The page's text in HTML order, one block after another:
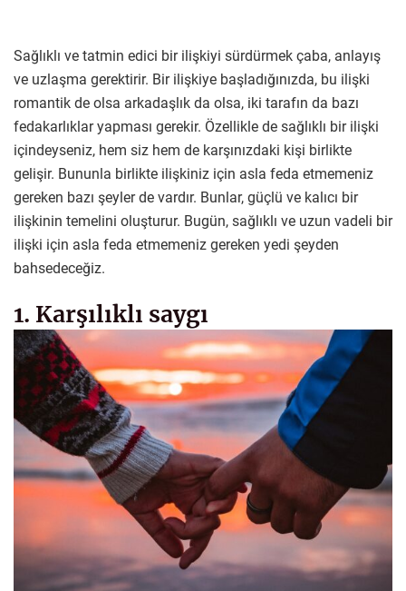
Sağlıklı ve tatmin edici bir ilişkiyi sürdürmek çaba, anlayış
ve uzlaşma gerektirir. Bir ilişkiye başladığınızda, bu ilişki
romantik de olsa arkadaşlık da olsa, iki tarafın da bazı
fedakarlıklar yapması gerekir. Özellikle de sağlıklı bir ilişki
içindeyseniz, hem siz hem de karşınızdaki kişi birlikte
gelişir. Bununla birlikte ilişkiniz için asla feda etmemeniz
gereken bazı şeyler de vardır. Bunlar, güçlü ve kalıcı bir
ilişkinin temelini oluşturur. Bugün, sağlıklı ve uzun vadeli bir
ilişki için asla feda etmemeniz gereken yedi şeyden
bahsedeceğiz.
1. Karşılıklı saygı